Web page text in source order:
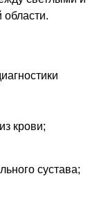
крови;
сустава;